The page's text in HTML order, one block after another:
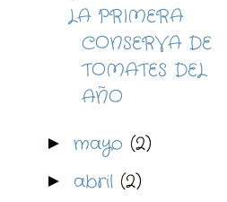
LA PRIMERA
CONSERVA DE
TOMATES DEL
AÑO
► mayo (2)
► abril (2)